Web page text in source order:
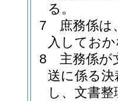
る。
7
庶務係は
入してお
8
主務係が
送に係る
し、文書